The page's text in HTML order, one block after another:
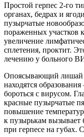
Простой герпес 2-го
органах, бедрах и
пузырчатые
пораженных участков
увеличение
сплетения, проктит.
лечению у больного
Опоясывающий лишай
находятся
бороться с вирусом.
красные пузырчатые
повышение
к пузырькам вызывает
при герпесе на губах.